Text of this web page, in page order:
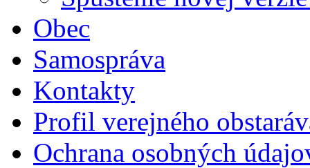
Obec
Samospráva
Kontakty
Profil verejného
Ochrana osobných